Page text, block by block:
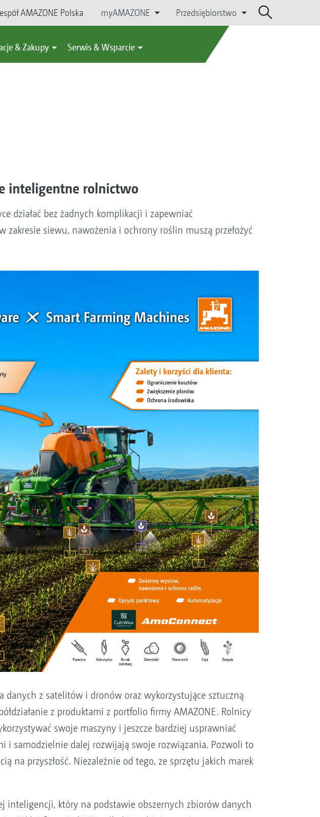
AMAZONE Polska myAMAZONE Przedsiębiorstwo
& Zakupy Serwis & Wsparcie
inteligentne rolnictwo
działać bez żadnych komplikacji i zapewniać
siewu, nawożenia i ochrony roślin muszą przełożyć
z satelitów i dronów oraz wykorzystujące sztuczną
z produktami z portfolio firmy AMAZONE. Rolnicy
swoje maszyny i jeszcze bardziej usprawniać
i samodzielnie dalej rozwijają swoje rozwiązania. Pozwoli to
na przyszłość. Niezależnie od tego, ze sprzętu jakich marek
który na podstawie obszernych zbiorów danych